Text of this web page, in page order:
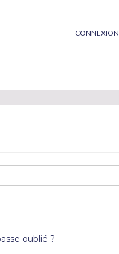
CONNEXION
oublié ?